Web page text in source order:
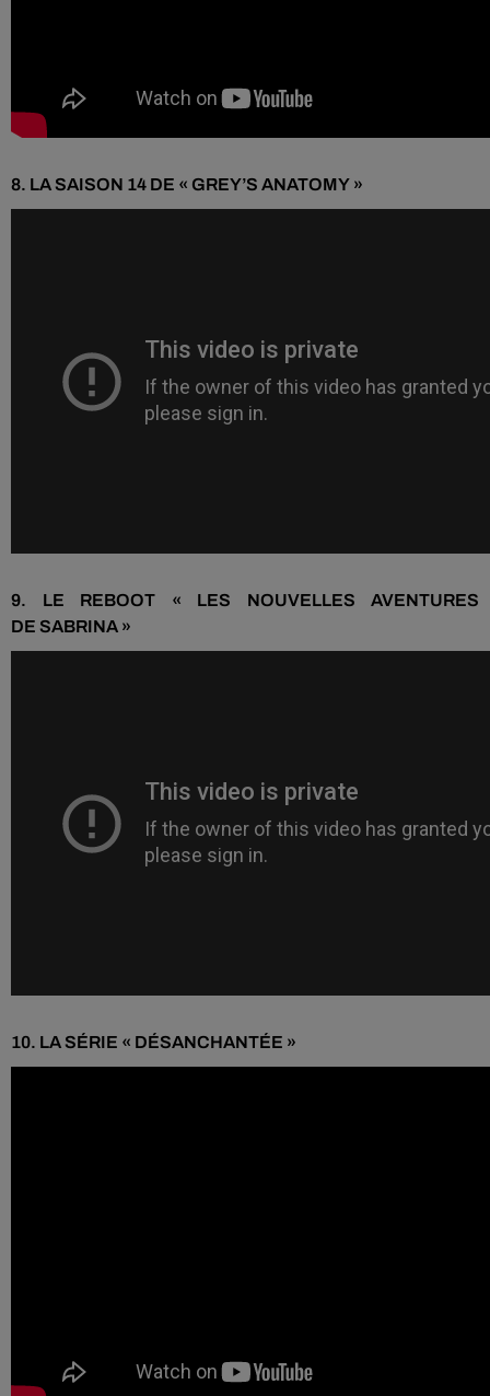
8. LASAISON 14 DE « GREY’S ANATOMY »
9. LE REBOOT « LES NOUVELLES AVENTURES
DE SABRINA »
10. LASÉRIE « DÉSANCHANTÉE »